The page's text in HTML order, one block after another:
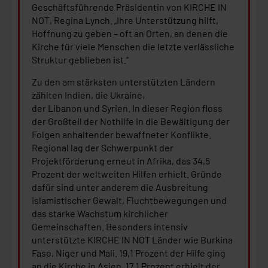
Geschäftsführende Präsidentin von KIRCHE IN
NOT, Regina Lynch. „Ihre Unterstützung hilft,
Hoffnung zu geben – oft an Orten, an denen die
Kirche für viele Menschen die letzte verlässliche
Struktur geblieben ist.“
Zu den am stärksten unterstützten Ländern
zählten Indien, die Ukraine,
der Libanon und Syrien. In dieser Region floss
der Großteil der Nothilfe in die Bewältigung der
Folgen anhaltender bewaffneter Konflikte.
Regional lag der Schwerpunkt der
Projektförderung erneut in Afrika, das 34,5
Prozent der weltweiten Hilfen erhielt. Gründe
dafür sind unter anderem die Ausbreitung
islamistischer Gewalt, Fluchtbewegungen und
das starke Wachstum kirchlicher
Gemeinschaften. Besonders intensiv
unterstützte KIRCHE IN NOT Länder wie Burkina
Faso, Niger und Mali. 19,1 Prozent der Hilfe ging
an die Kirche in Asien, 17,1 Prozent erhielt der